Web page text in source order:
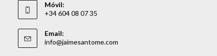
Móvil:
+34 604 08 07 35
Email:
info@jaimesantome.com